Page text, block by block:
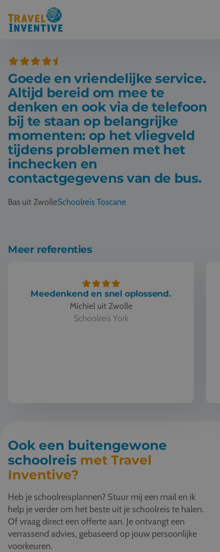
Bestemmingen
Schoolreis thema's
Voor docenten
Over ons
Een offerte aanvragen
Referenties
Nieuws
Contact
Klantportaal
Goede en vriendelijke service.
Altijd bereid om mee te
denken en ook via de telefoon
bij te staan op belangrijke
momenten: op het vliegveld
tijdens problemen met het
inchecken en
contactgegevens van de bus.
Bas uit ZwolleSchoolreis Toscane
Meer referenties
Meedenkend en snel oplossend.
Michiel uit Zwolle
Schoolreis York
Ook een buitengewone
schoolreis met Travel
Inventive?
Heb je schoolreisplannen? Stuur mij een mail en ik
help je verder om het beste uit je schoolreis te halen.
Of vraag direct een offerte aan. Je ontvangt een
verrassend advies, gebaseerd op jouw persoonlijke
voorkeuren.